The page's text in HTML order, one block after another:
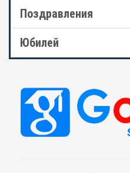
Поздравления
Юбилей